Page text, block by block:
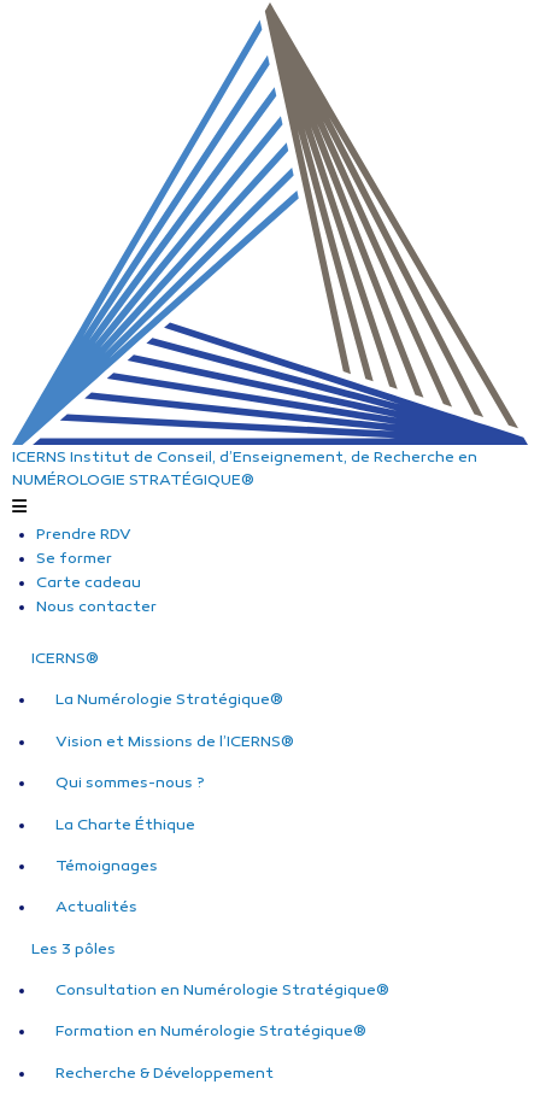
ICERNS Institut de Conseil, d’Enseignement, de Recherche en
NUMÉROLOGIE STRATÉGIQUE®
Prendre RDV
Se former
Carte cadeau
Nous contacter
ICERNS®
La Numérologie Stratégique®
Vision et Missions de l’ICERNS®
Qui sommes-nous ?
La Charte Éthique
Témoignages
Actualités
Les 3 pôles
Consultation en Numérologie Stratégique®
Formation en Numérologie Stratégique®
Recherche & Développement